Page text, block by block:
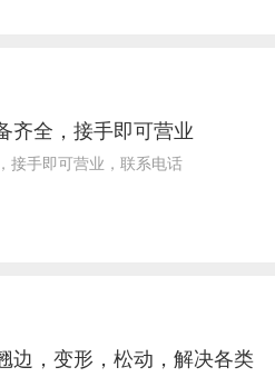
齐全，接手即可营业
接手即可营业，联系电话
边，变形，松动，解决各类